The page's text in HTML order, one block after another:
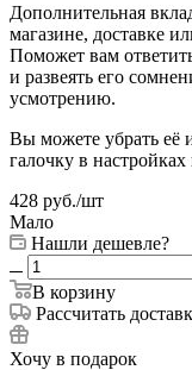
Дополнительная
магазине, доставке
Поможет вам
и развеять его
усмотрению.
Вы можете убрать её
галочку в
428 руб./шт
Мало
Нашли дешевле?
В корзину
Рассчитать
Хочу в подарок